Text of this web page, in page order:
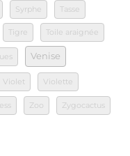
Syrphe Tasse
Tigre Toile araignée
Venise
Violet Violette
Zoo Zygocactus